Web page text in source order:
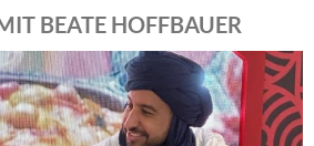
BEATE HOFFBAUER